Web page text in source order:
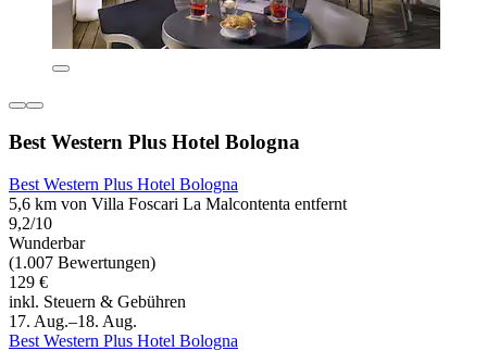
Best Western Plus Hotel Bologna
Best Western Plus Hotel Bologna
5,6 km von Villa Foscari La Malcontenta entfernt
9,2/10
Wunderbar
(1.007 Bewertungen)
129 €
inkl. Steuern & Gebühren
17. Aug.–18. Aug.
Best Western Plus Hotel Bologna